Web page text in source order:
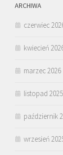
ARCHIWA
czerwiec
kwiecień
marzec 2026
listopad 2025
październik
wrzesień